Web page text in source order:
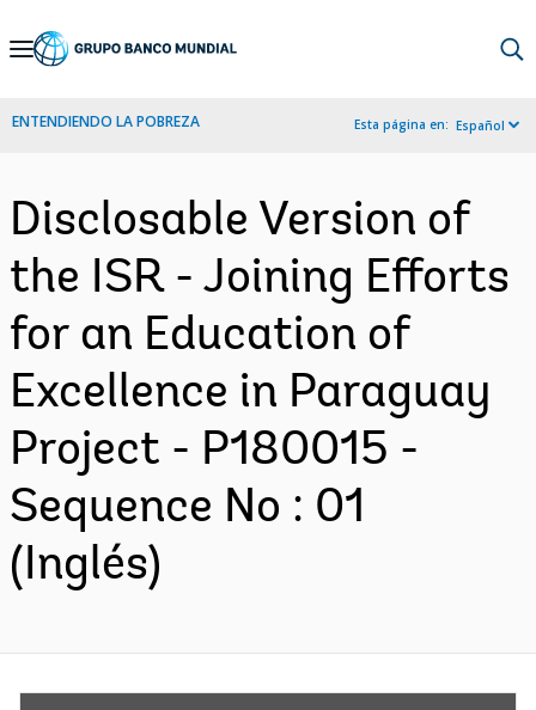
Skip
Navigation
ENTENDIENDO LA POBREZA Esta página en: Español
Disclosable Version of
the ISR - Joining Efforts
for an Education of
Excellence in Paraguay
Project - P180015 -
Sequence No : 01
(Inglés)